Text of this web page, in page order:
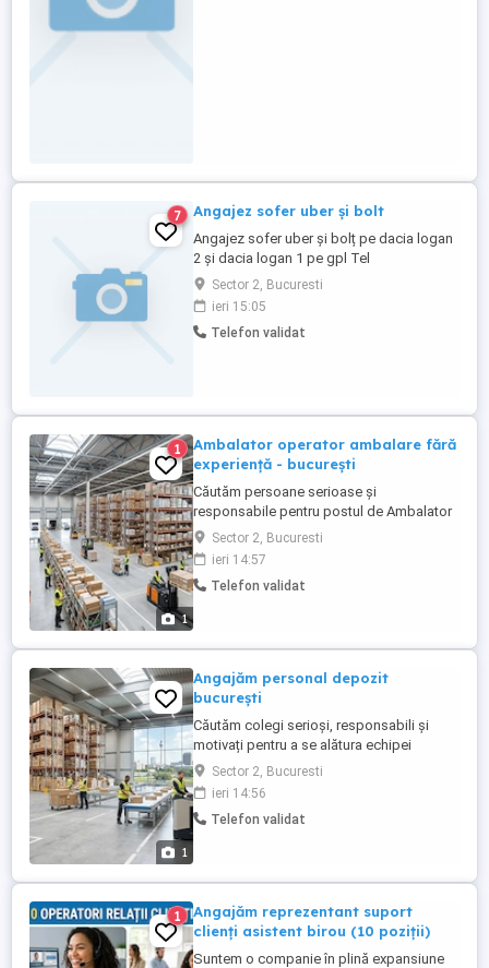
7 Angajez sofer uber și bolt
Angajez sofer uber și bolț pe dacia logan
2 și dacia logan 1 pe gpl Tel
Sector 2, Bucuresti
ieri 15:05
Telefon validat
1
1
Ambalator operator ambalare fără
experiență - bucurești
Căutăm persoane serioase și
responsabile pentru postul de Ambalator
Operator Ambalare. Experiența anterioară
nu este obligatorie, deoarece oferim
instruire la locul de muncă. CE VEI FACE
CONCRET: Pregătești și ambalezi coletele
Sector 2, Bucuresti
ieri 14:57
Telefon validat
1
Angajăm personal depozit
bucurești
Căutăm colegi serioși, responsabili și
motivați pentru a se alătura echipei
noastre într-un depozit logistic modern
din București! Salariu și beneficii: Pachet
salarial: 4.500 5.200 LEI NET lună (în
funcție de ture și performanță). Venituri
Sector 2, Bucuresti
ieri 14:56
Telefon validat
1
Angajăm reprezentant suport
clienți asistent birou (10 poziții)
Suntem o companie în plină expansiune